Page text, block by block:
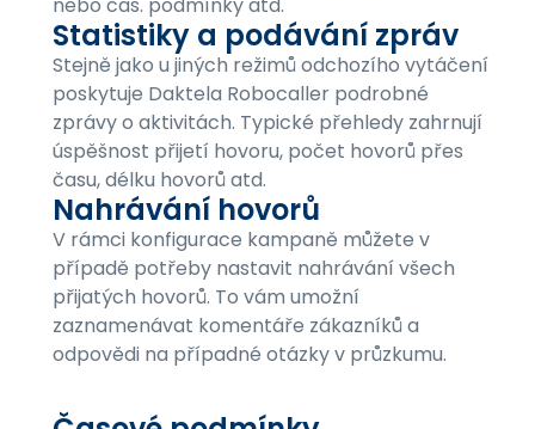
Statistiky a podávání zpráv
Stejně jako u jiných režimů odchozího vytáčení
poskytuje Daktela Robocaller podrobné
zprávy o aktivitách. Typické přehledy zahrnují
úspěšnost přijetí hovoru, počet hovorů přes
času, délku hovorů atd.
Nahrávání hovorů
V rámci konfigurace kampaně můžete v
případě potřeby nastavit nahrávání všech
přijatých hovorů. To vám umožní
zaznamenávat komentáře zákazníků a
odpovědi na případné otázky v průzkumu.